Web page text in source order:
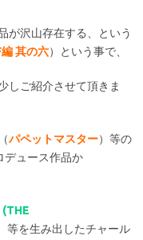
が沢山存在する、という
編 其の六）という事で、
しご紹介させて頂きま
パペットマスター）等の
デュース作品か
(THE
等を生み出したチャール